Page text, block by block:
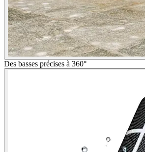
Des basses précises à 360°